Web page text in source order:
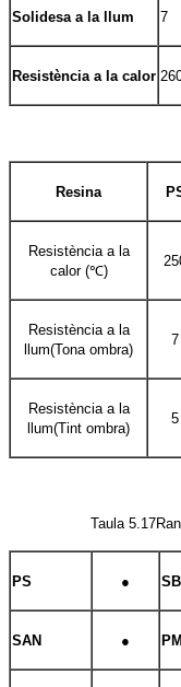
Solidesa a la llum 7
Resistència a la calor
Resina
Resistència a la
calor (℃)
Resistència a la
llum(Tona ombra)
7
Resistència a la
llum(Tint ombra)
5
Taula
PS ● SB
SAN ●